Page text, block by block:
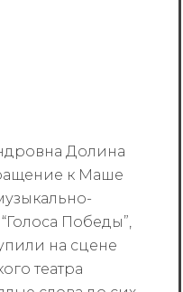
Долина
к Маше
Победы”,
на сцене
театра